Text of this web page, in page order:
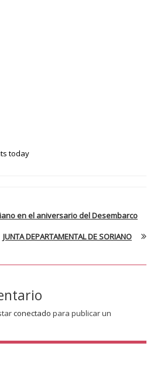
today
en el aniversario del Desembarco
JUNTA DEPARTAMENTAL DE SORIANO
conectado para publicar un